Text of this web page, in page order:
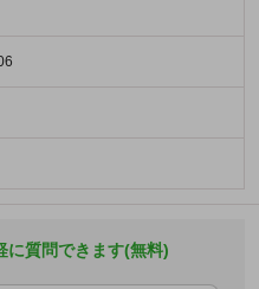
に質問できます(無料)